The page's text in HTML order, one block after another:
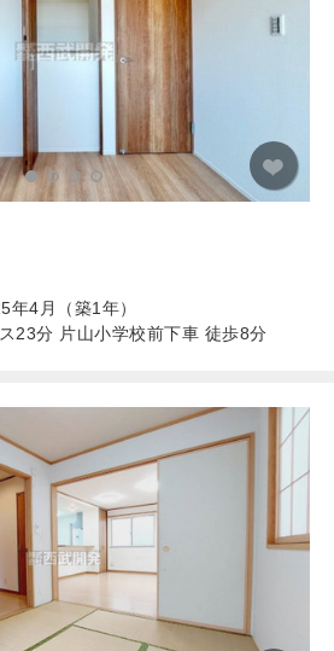
4月（築1年）
23分 片山小学校前下車 徒歩8分